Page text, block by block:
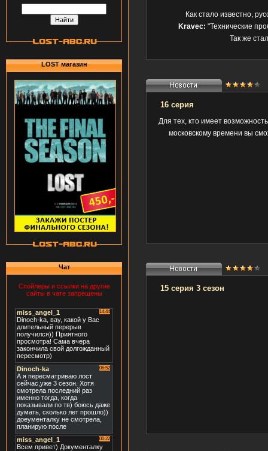
LOST магазин
Чат
Спойлеры и ссылки на другие
сайты в чате запрещены
Как стало известно,
Kravec: "Технические
Так же
16 серия
Для тех, кто имеет
московскому времени вы
15 серия 3 сезон